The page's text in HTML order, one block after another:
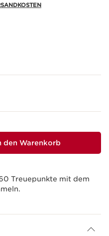
den Warenkorb
Treuepunkte mit dem